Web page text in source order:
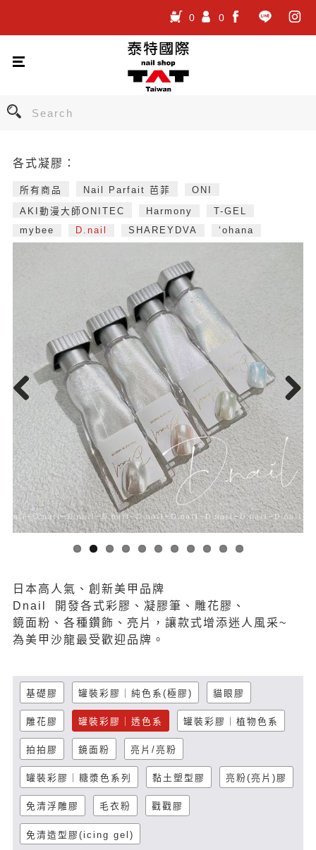
0
0
各式凝膠：
所有商品 Nail Parfait 芭菲 ONI
AKI動漫大師ONITEC Harmony
T-GEL
mybee
D.nail SHAREYDVA ‘ohana
Previous Next
日本高人氣、創新美甲品牌
Dnail 開發各式彩膠、凝膠筆、雕花膠、
鏡面粉、各種鑽飾、亮片，讓款式增添迷人風采~
為美甲沙龍最受歡迎品牌。
基礎膠 罐裝彩膠｜純色系(極膠) 貓眼膠
雕花膠 罐裝彩膠｜透色系 罐裝彩膠｜植物色系
拍拍膠 鏡面粉 亮片/亮粉
罐裝彩膠｜糖漿色系列 黏土塑型膠 亮粉(亮片)膠
免清浮雕膠 毛衣粉 戳戳膠
免清造型膠(icing gel)